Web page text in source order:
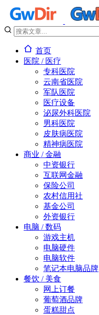
首页
医院 / 医疗
专科医院
云南省医院
军队医院
医疗设备
泌尿外科医院
男科医院
皮肤病医院
精神病医院
商业 / 金融
中资银行
互联网金融
保险公司
农村信用社
基金公司
外资银行
电脑 / 数码
游戏主机
电脑硬件
电脑软件
笔记本电脑品牌
餐饮 / 美食
网上订餐
葡萄酒品牌
蛋糕甜点